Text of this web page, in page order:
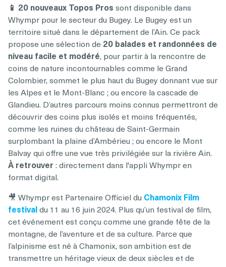
📱 20 nouveaux Topos Pros sont disponible dans
Whympr pour le secteur du Bugey. Le Bugey est un
territoire situé dans le département de l’Ain. Ce pack
propose une sélection de 20 balades et randonnées de
niveau facile et modéré, pour partir à la rencontre de
coins de nature incontournables comme le Grand
Colombier, sommet le plus haut du Bugey donnant vue sur
les Alpes et le Mont-Blanc ; ou encore la cascade de
Glandieu. D’autres parcours moins connus permettront de
découvrir des coins plus isolés et moins fréquentés,
comme les ruines du château de Saint-Germain
surplombant la plaine d’Ambérieu ; ou encore le Mont
Balvay qui offre une vue très privilégiée sur la rivière Ain.
À retrouver : directement dans l'appli Whympr en
format digital.
🎥 Whympr est Partenaire Officiel du Chamonix Film
festivaldu 11 au 16 juin 2024. Plus qu’un festival de film,
cet événement est conçu comme une grande fête de la
montagne, de l’aventure et de sa culture. Parce que
l’alpinisme est né à Chamonix, son ambition est de
transmettre un héritage vieux de deux siècles et de